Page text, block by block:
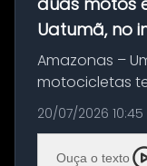
Uatumã, no
Amazonas –
motocicletas
Figueiredo de
de São
Amazonas. A
20/07/2026 10:45
Ouça o texto